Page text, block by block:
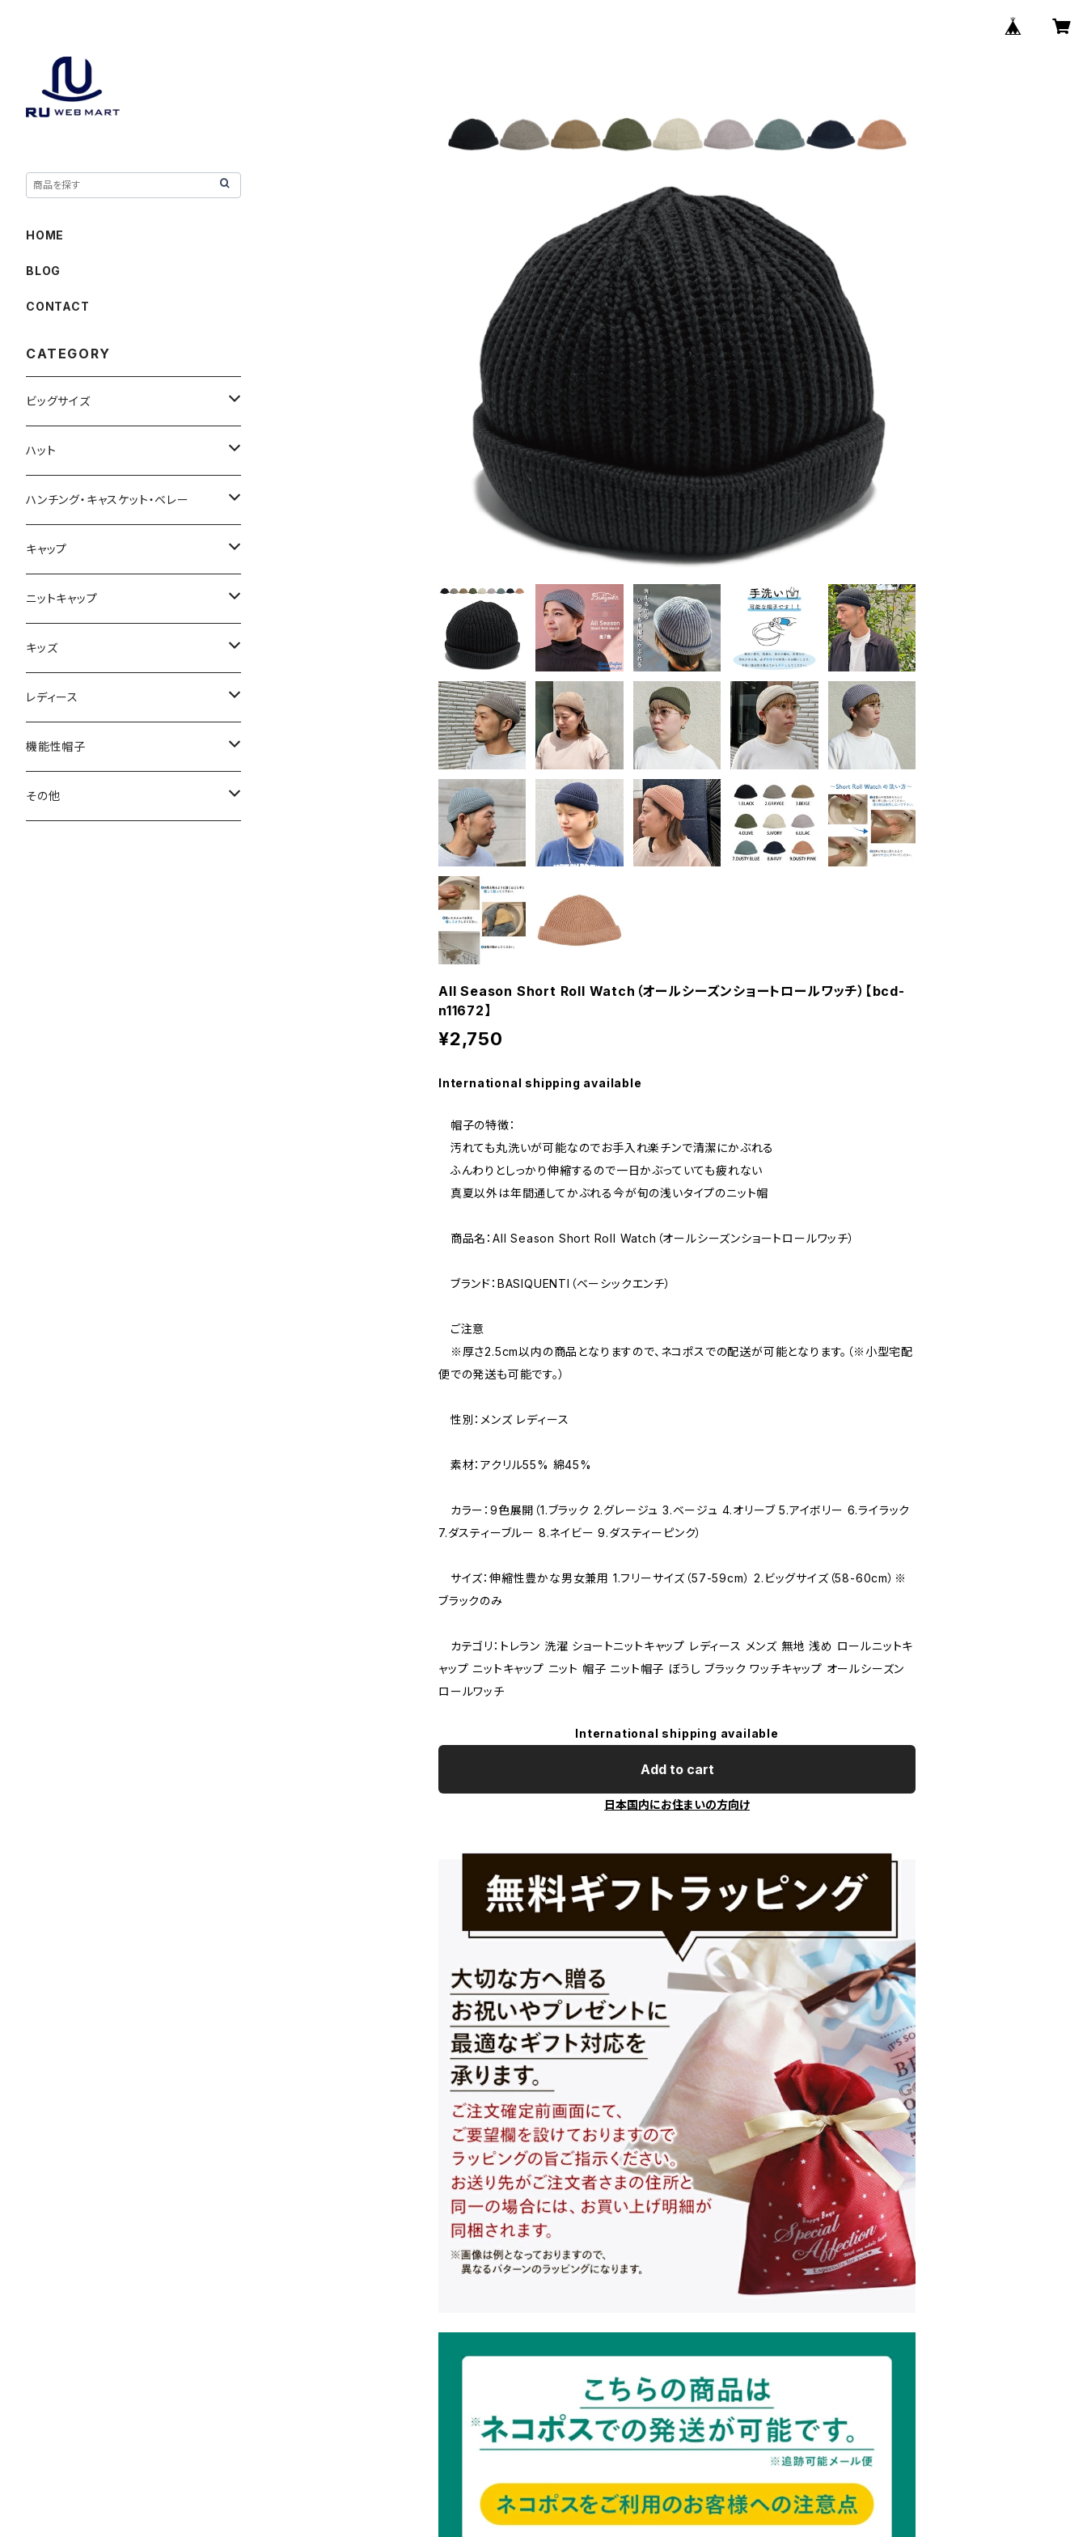
All Season Short Roll Watch（オールシーズンショートロールワッチ）【bcd-
n11672】
¥2,750
International shipping available
帽子の特徴：
汚れても丸洗いが可能なのでお手入れ楽チンで清潔にかぶれる
ふんわりとしっかり伸縮するので一日かぶっていても疲れない
真夏以外は年間通してかぶれる今が旬の浅いタイプのニット帽
商品名：All Season Short Roll Watch（オールシーズンショートロールワッチ）
ブランド：BASIQUENTI（ベーシックエンチ）
ご注意
※厚さ2.5cm以内の商品となりますので、ネコポスでの配送が可能となります。（※小型宅配
便での発送も可能です。）
性別：メンズ レディース
素材：アクリル55% 綿45%
カラー：9色展開（1.ブラック 2.グレージュ 3.ベージュ 4.オリーブ 5.アイボリー 6.ライラック
7.ダスティーブルー 8.ネイビー 9.ダスティーピンク）
サイズ：伸縮性豊かな男女兼用 1.フリーサイズ（57-59cm） 2.ビッグサイズ（58-60cm）※
ブラックのみ
カテゴリ：トレラン 洗濯 ショートニットキャップ レディース メンズ 無地 浅め ロールニットキ
ャップ ニットキャップ ニット 帽子 ニット帽子 ぼうし ブラック ワッチキャップ オールシーズン
ロールワッチ
International shipping available
Add to cart
日本国内にお住まいの方向け
HOME
BLOG
CONTACT
CATEGORY
ビッグサイズ
春夏
秋冬
ハット
春夏
秋冬
ハンチング・キャスケット・ベレー
春夏
秋冬
キャップ
春夏
秋冬
ニットキャップ
春夏
秋冬
キッズ
春夏
秋冬
レディース
春夏
秋冬
機能性帽子
春夏
その他